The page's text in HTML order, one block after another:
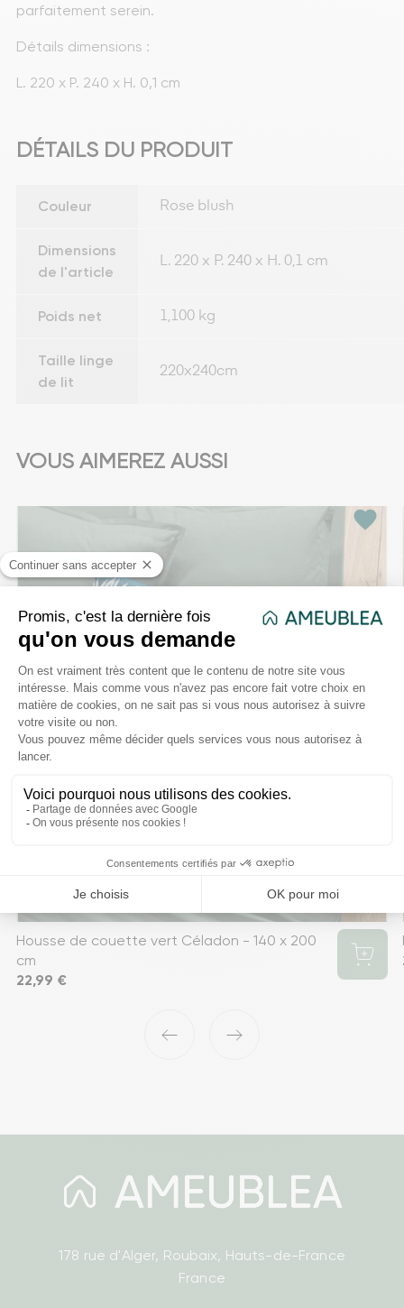
parfaitement serein.
Détails dimensions :
L. 220 x P. 240 x H. 0,1 cm
DÉTAILS DU PRODUIT
Couleur Rose blush
Dimensions
de l'article
L. 220 x P. 240 x H. 0,1 cm
Poids net 1,100 kg
Taille linge
de lit
220x240cm
VOUS AIMEREZ AUSSI
favorite
Housse de couette vert Céladon - 140 x 200
cm
Prix
22,99 €
‹ ›
178 rue d'Alger, Roubaix, Hauts-de-France
France